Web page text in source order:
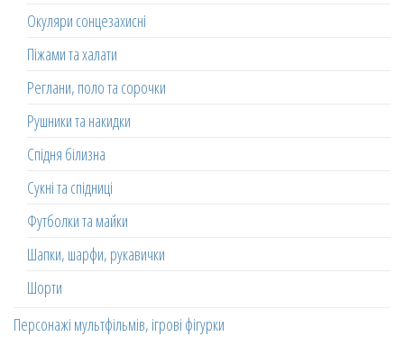
Окуляри сонцезахисні
Піжами та халати
Реглани, поло та сорочки
Рушники та накидки
Спідня білизна
Сукні та спідниці
Футболки та майки
Шапки, шарфи, рукавички
Шорти
Персонажі мультфільмів, ігрові фігурки